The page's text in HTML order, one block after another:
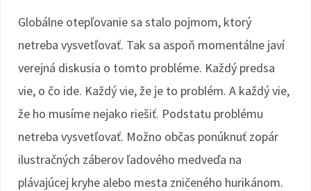
Globálne otepľovanie sa stalo pojmom, ktorý
netreba vysvetľovať. Tak sa aspoň momentálne javí
verejná diskusia o tomto probléme. Každý predsa
vie, o čo ide. Každý vie, že je to problém. A každý vie,
že ho musíme nejako riešiť. Podstatu problému
netreba vysvetľovať. Možno občas ponúknuť zopár
ilustračných záberov ľadového medveďa na
plávajúcej kryhe alebo mesta zničeného hurikánom.